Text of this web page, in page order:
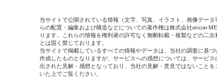
当サイトで公開されている情報（文字、写真、イラスト、画像データ
らの配置・編集および構造などについての著作権は株式会社oricon
ります。これらの情報を権利者の許可なく無断転載・複製などの二次
とは固く禁じております。
当サイトで掲載しているすべての情報やデータは、当社の調査に基づ
作成したものとなりますが、サービスへの感想については、サービス
出された見解・感想となっており、当社の見解・意見ではないことを
いた上でご覧ください。